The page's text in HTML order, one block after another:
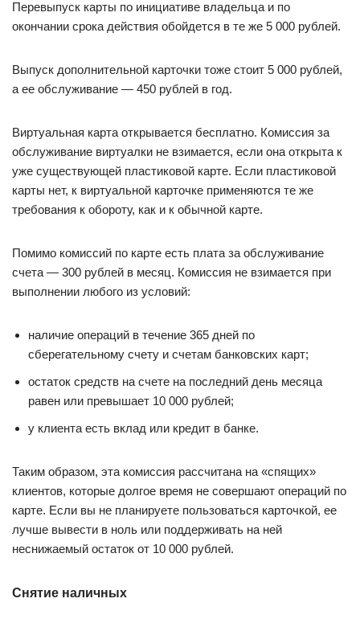
Перевыпуск карты по инициативе владельца и по
окончании срока действия обойдется в те же 5 000 рублей.
Выпуск дополнительной карточки тоже стоит 5 000 рублей,
а ее обслуживание — 450 рублей в год.
Виртуальная карта открывается бесплатно. Комиссия за
обслуживание виртуалки не взимается, если она открыта к
уже существующей пластиковой карте. Если пластиковой
карты нет, к виртуальной карточке применяются те же
требования к обороту, как и к обычной карте.
Помимо комиссий по карте есть плата за обслуживание
счета — 300 рублей в месяц. Комиссия не взимается при
выполнении любого из условий:
наличие операций в течение 365 дней по
сберегательному счету и счетам банковских карт;
остаток средств на счете на последний день месяца
равен или превышает 10 000 рублей;
у клиента есть вклад или кредит в банке.
Таким образом, эта комиссия рассчитана на «спящих»
клиентов, которые долгое время не совершают операций по
карте. Если вы не планируете пользоваться карточкой, ее
лучше вывести в ноль или поддерживать на ней
неснижаемый остаток от 10 000 рублей.
Снятие наличных